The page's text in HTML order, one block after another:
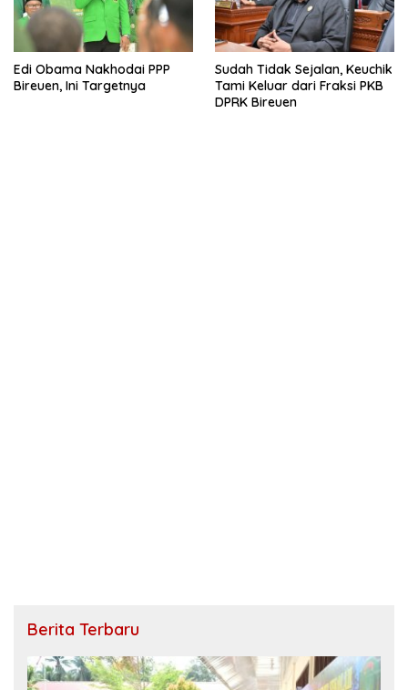
Edi Obama Nakhodai PPP
Bireuen, Ini Targetnya
Sudah Tidak Sejalan, Keuchik
Tami Keluar dari Fraksi PKB
DPRK Bireuen
Berita Terbaru